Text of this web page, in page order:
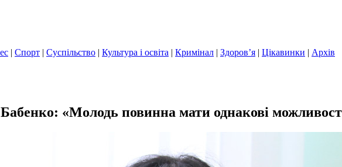
| Спорт | Суспільство | Культура і освіта | Кримінал | Здоров’я | Цікавинки | Архів
«Молодь повинна мати однакові можливості